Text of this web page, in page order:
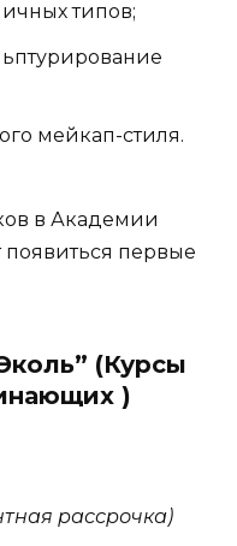
типов;
мейкап-стиля.
в Академии
появиться первые
(Курсы
)
рассрочка)